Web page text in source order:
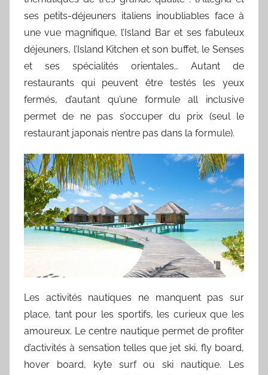
ses petits-déjeuners italiens inoubliables face à
une vue magnifique, l’Island Bar et ses fabuleux
déjeuners, l’Island Kitchen et son buffet, le Senses
et ses spécialités orientales… Autant de
restaurants qui peuvent être testés les yeux
fermés, d’autant qu’une formule all inclusive
permet de ne pas s’occuper du prix (seul le
restaurant japonais n’entre pas dans la formule).
Les activités nautiques ne manquent pas sur
place, tant pour les sportifs, les curieux que les
amoureux. Le centre nautique permet de profiter
d’activités à sensation telles que jet ski, fly board,
hover board, kyte surf ou ski nautique. Les